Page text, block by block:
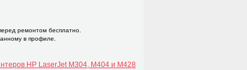
ремонтом бесплатно.
в профиле.
НР LaserJet M304, M404 и M428